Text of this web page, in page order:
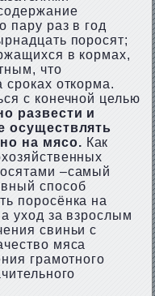
пару раз в год
поросят;
в кормах,
что
сроках откорма.
с конечной целью
развести и
осуществлять
на мясо. Как
–самый
способ
поросёнка на
уход за взрослым
свиньи с
мяса
грамотного